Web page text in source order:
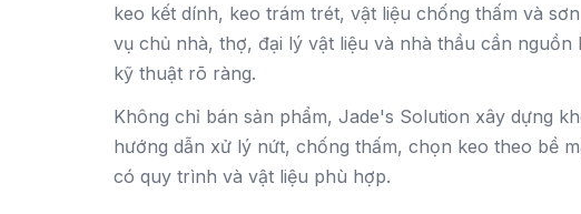
keo kết dính, keo trám trét, vật liệu chống thấm và
vụ chủ nhà, thợ, đại lý vật liệu và nhà thầu cần nguồn
kỹ thuật rõ ràng.
Không chỉ bán sản phẩm, Jade's Solution xây dựng
hướng dẫn xử lý nứt, chống thấm, chọn keo theo bề
có quy trình và vật liệu phù hợp.